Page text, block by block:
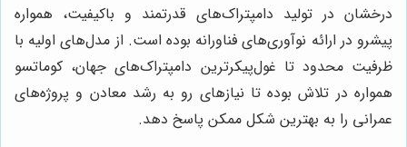
درخشان در تولید دامپتراک‌های قدرتمند و باکیفیت، همواره
پیشرو در ارائه نوآوری‌های فناورانه بوده است. از مدل‌های اولیه با
ظرفیت محدود تا غول‌پیکرترین دامپتراک‌های جهان، کوماتسو
همواره در تلاش بوده تا نیازهای رو به رشد معادن و پروژه‌های
عمرانی را به بهترین شکل ممکن پاسخ دهد.